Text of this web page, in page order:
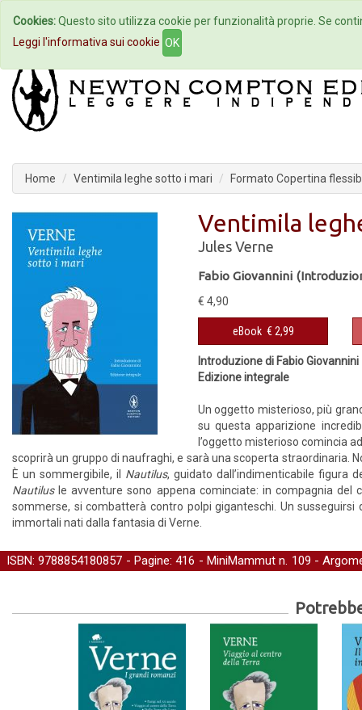
Home Autori Eventi
Home Ventimila leghe sotto i mari Formato Copertina
Ventimila
Jules Verne
Fabio Giovannini
€ 4,90
eBook € 2,99
Introduzione di Fabio Giovannini
Edizione integrale
Un oggetto misterioso, più
su questa apparizione
l’oggetto misterioso comincia
scoprirà un gruppo di naufraghi, e sarà una scoperta straordinaria.
È un sommergibile, il Nautilus, guidato dall’indimenticabile figura
Nautilus le avventure sono appena cominciate: in compagnia
sommerse, si combatterà contro polpi giganteschi. Un
immortali nati dalla fantasia di Verne.
ISBN: 9788854180857 - Pagine: 416 -MiniMammut n. 109 -
Cookies:Questo sito utilizza cookie per funzionalità proprie. Se
Leggi l'informativa sui cookie OK